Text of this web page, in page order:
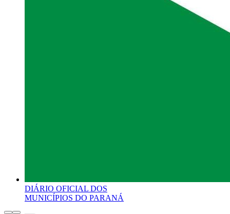
DIÁRIO OFICIAL DOS
MUNICÍPIOS DO PARANÁ